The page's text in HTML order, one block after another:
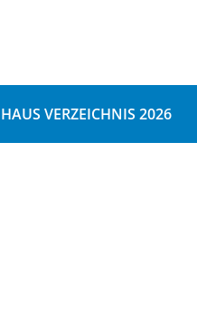
VERZEICHNIS 2026